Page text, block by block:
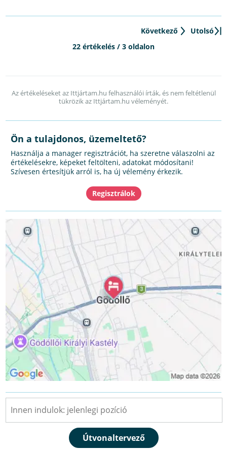
Következő
Utolsó
22 értékelés / 3 oldalon
Az értékeléseket az Ittjártam.hu felhasználói írták, és nem feltétlenül
tükrözik az Ittjártam.hu véleményét.
Ön a tulajdonos, üzemeltető?
Használja a manager regisztrációt, ha szeretne válaszolni az
értékelésekre, képeket feltölteni, adatokat módosítani!
Szívesen értesítjük arról is, ha új vélemény érkezik.